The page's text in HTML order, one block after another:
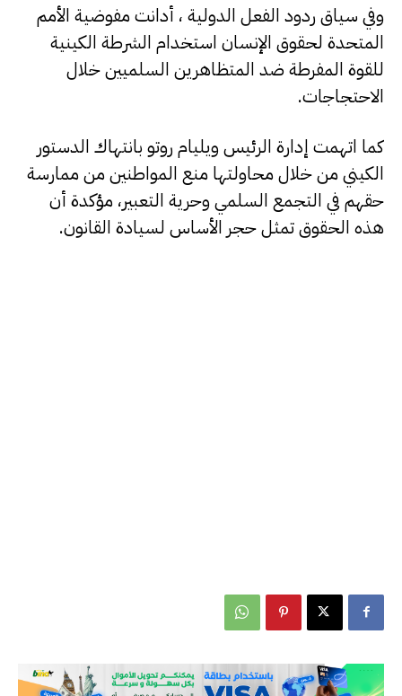
وفي سياق ردود الفعل الدولية ، أدانت مفوضية الأمم
المتحدة لحقوق الإنسان استخدام الشرطة الكينية
للقوة المفرطة ضد المتظاهرين السلميين خلال
الاحتجاجات.
كما اتهمت إدارة الرئيس ويليام روتو بانتهاك الدستور
الكيني من خلال محاولتها منع المواطنين من ممارسة
حقهم في التجمع السلمي وحرية التعبير، مؤكدة أن
هذه الحقوق تمثل حجر الأساس لسيادة القانون.